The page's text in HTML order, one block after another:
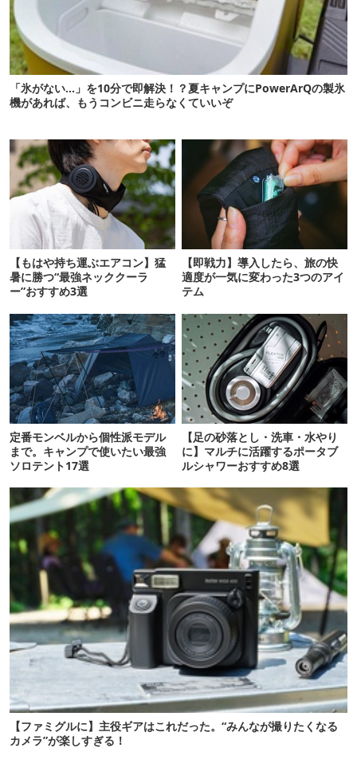
「氷がない…」を10分で即解決！？夏キャンプにPowerArQの製氷
機があれば、もうコンビニ走らなくていいぞ
【もはや持ち運ぶエアコン】猛
暑に勝つ“最強ネッククーラ
ー”おすすめ3選
【即戦力】導入したら、旅の快
適度が一気に変わった3つのアイ
テム
定番モンベルから個性派モデル
まで。キャンプで使いたい最強
ソロテント17選
【足の砂落とし・洗車・水やり
に】マルチに活躍するポータブ
ルシャワーおすすめ8選
【ファミグルに】主役ギアはこれだった。“みんなが撮りたくなる
カメラ”が楽しすぎる！